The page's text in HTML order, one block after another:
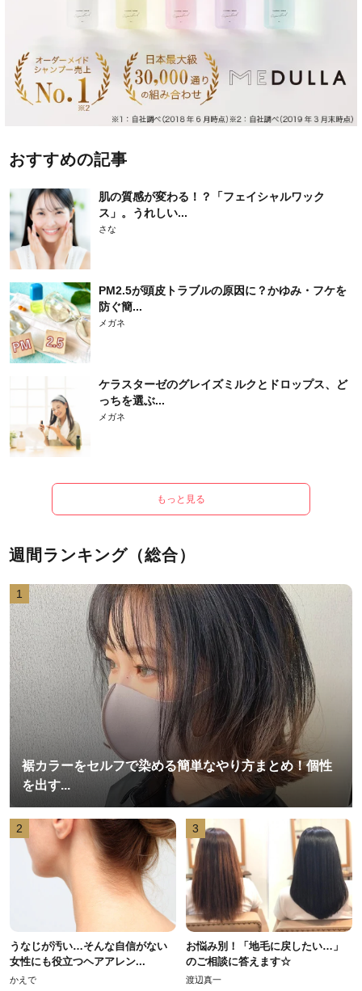
おすすめの記事
肌の質感が変わる！？「フェイシャルワック
ス」。うれしい...
さな
PM2.5が頭皮トラブルの原因に？かゆみ・フケを
防ぐ簡...
メガネ
ケラスターゼのグレイズミルクとドロップス、ど
っちを選ぶ...
メガネ
もっと見る
週間ランキング（総合）
1
裾カラーをセルフで染める簡単なやり方まとめ！個性
を出す...
2
うなじが汚い…そんな自信がない
女性にも役立つヘアアレン...
かえで
3
お悩み別！「地毛に戻したい…」
のご相談に答えます☆
渡辺真一